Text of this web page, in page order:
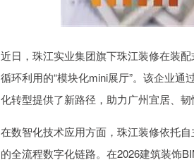
近日，珠江实业集团旗下珠江装修在装
循环利用的“模块化mini展厅”。该企业
化转型提供了新路径，助力广州宜居、韧
在数智化技术应用方面，珠江装修依托
的全流程数字化链路。在2026建筑装饰